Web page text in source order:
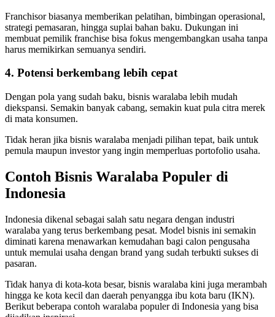
Franchisor biasanya memberikan pelatihan, bimbingan operasional,
strategi pemasaran, hingga suplai bahan baku. Dukungan ini
membuat pemilik franchise bisa fokus mengembangkan usaha tanpa
harus memikirkan semuanya sendiri.
4. Potensi berkembang lebih cepat
Dengan pola yang sudah baku, bisnis waralaba lebih mudah
diekspansi. Semakin banyak cabang, semakin kuat pula citra merek
di mata konsumen.
Tidak heran jika bisnis waralaba menjadi pilihan tepat, baik untuk
pemula maupun investor yang ingin memperluas portofolio usaha.
Contoh Bisnis Waralaba Populer di
Indonesia
Indonesia dikenal sebagai salah satu negara dengan industri
waralaba yang terus berkembang pesat. Model bisnis ini semakin
diminati karena menawarkan kemudahan bagi calon pengusaha
untuk memulai usaha dengan brand yang sudah terbukti sukses di
pasaran.
Tidak hanya di kota-kota besar, bisnis waralaba kini juga merambah
hingga ke kota kecil dan daerah penyangga ibu kota baru (IKN).
Berikut beberapa contoh waralaba populer di Indonesia yang bisa